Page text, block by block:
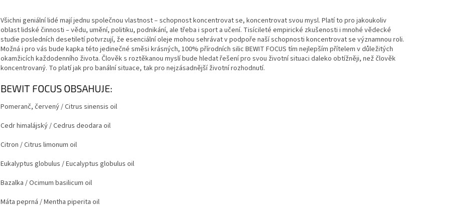
Všichni geniální lidé mají jednu společnou vlastnost – schopnost koncentrovat se, koncentrovat svou mysl. Platí to pro jakoukoliv
oblast lidské činnosti – vědu, umění, politiku, podnikání, ale třeba i sport a učení. Tisícileté empirické zkušenosti i mnohé vědecké
studie posledních desetiletí potvrzují, že esenciální oleje mohou sehrávat v podpoře naší schopnosti koncentrovat se významnou roli.
Možná i pro vás bude kapka této jedinečné směsi krásných, 100% přírodních silic BEWIT FOCUS tím nejlepším přítelem v důležitých
okamžicích každodenního života. Člověk s roztěkanou myslí bude hledat řešení pro svou životní situaci daleko obtížněji, než člověk
koncentrovaný. To platí jak pro banální situace, tak pro nejzásadnější životní rozhodnutí.
BEWIT FOCUS OBSAHUJE:
Pomeranč, červený/ Citrus sinensis oil
Cedr himalájský/ Cedrus deodara oil
Citron / Citrus limonum oil
Eukalyptus globulus / Eucalyptus globulus oil
Bazalka / Ocimum basilicum oil
Máta peprná / Mentha piperita oil